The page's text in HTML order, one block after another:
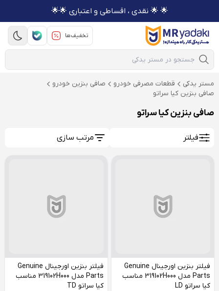
🌟 🌟 نقدی ، اقساطی و اعتباری 🌟🌟
تخفیف‌ها
Mobile Search
مستر یدکی قطعات مصرفی خودرو
صافی بنزین خودرو
صافی بنزین کیا سراتو
صافی بنزین کیا سراتو
فیلتر مرتب سازی
فیلتر بنزین اورجینال Genuine
Parts مدل 319102H000 مناسب
کیا سراتو LD
فیلتر بنزین اورجینال Genuine
Parts مدل 319102H000 مناسب
کیا سراتو TD